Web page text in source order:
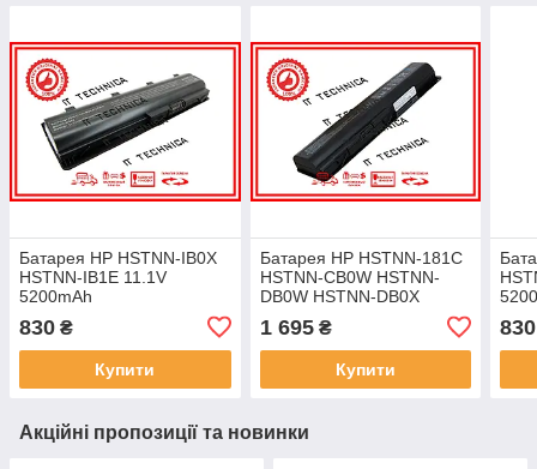
Батарея HP HSTNN-IB0X
HSTNN-IB1E 11.1V
5200mAh
830 ₴
Купити
Батарея HP HSTNN-181C
HSTNN-CB0W HSTNN-
DB0W HSTNN-DB0X
4200mAh ОРИГІНАЛ
1 695₴
Купити
830
Акційні пропозиції та новинки